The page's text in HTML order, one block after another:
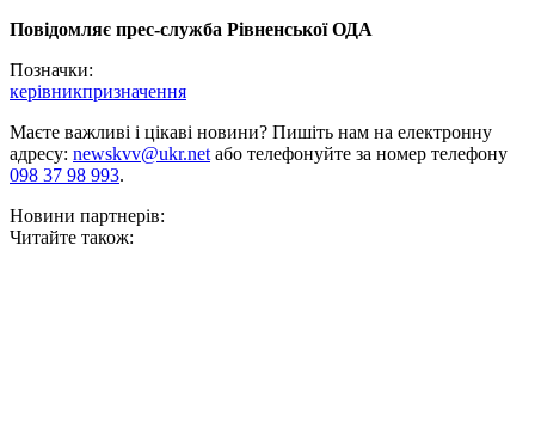
Повідомляє прес-служба Рівненської ОДА
Позначки:
керівникпризначення
Маєте важливі і цікаві новини? Пишіть нам на електронну
адресу: newskvv@ukr.netабо телефонуйте за номер телефону
098 37 98 993.
Новини партнерів:
Читайте також: